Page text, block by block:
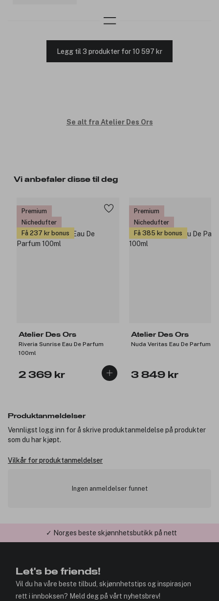
Legg til 3 produkter for 10 597 kr
Se alt fra Atelier Des Ors
Vi anbefaler disse til deg
Premium
Nichedufter
Få 237 kr bonus
Atelier Des Ors
Riveria Sunrise Eau De Parfum
100ml
2 369 kr
Premium
Nichedufter
Få 385 kr bonus
Atelier Des Ors
Nuda Veritas Eau De Parfum
3 849 kr
Produktanmeldelser
Vennligst logg inn for å skrive produktanmeldelse på produkter
som du har kjøpt.
Vilkår for produktanmeldelser
Ingen anmeldelser funnet
✓ Norges beste skjønnhetsbutikk på nett
Let's be friends!
Vil du ha våre beste tilbud, skjønnhetstips og inspirasjon
rett i innboksen? Meld deg på vårt nyhetsbrev!